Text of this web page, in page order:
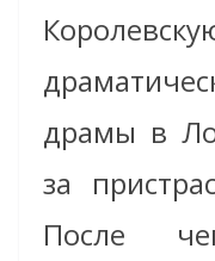
драмы в
за
После